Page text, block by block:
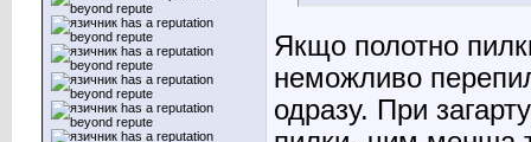
Якщо полотно
неможливо
одразу. При